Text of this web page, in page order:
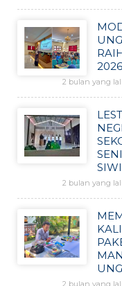
2 bulan yang
2 bulan yang